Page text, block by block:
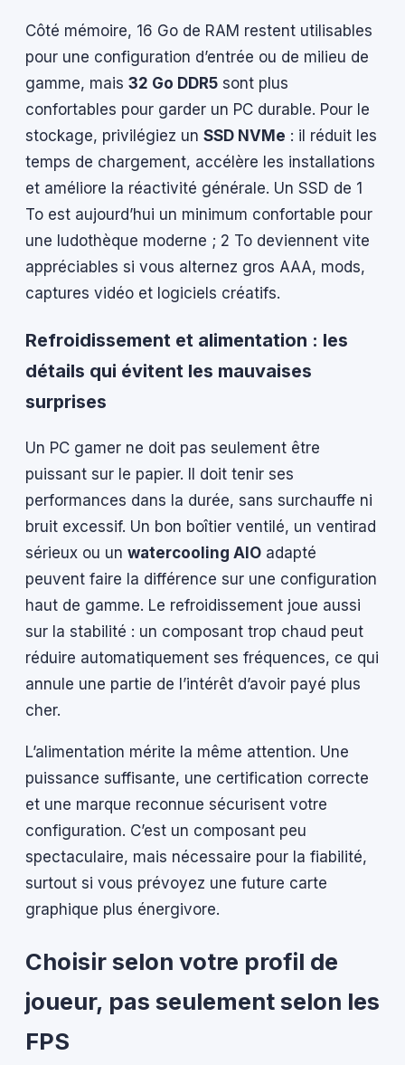
Côté mémoire, 16 Go de RAM restent utilisables
pour une configuration d’entrée ou de milieu de
gamme, mais 32 Go DDR5 sont plus
confortables pour garder un PC durable. Pour le
stockage, privilégiez un SSD NVMe : il réduit les
temps de chargement, accélère les installations
et améliore la réactivité générale. Un SSD de 1
To est aujourd’hui un minimum confortable pour
une ludothèque moderne ; 2 To deviennent vite
appréciables si vous alternez gros AAA, mods,
captures vidéo et logiciels créatifs.
Refroidissement et alimentation : les
détails qui évitent les mauvaises
surprises
Un PC gamer ne doit pas seulement être
puissant sur le papier. Il doit tenir ses
performances dans la durée, sans surchauffe ni
bruit excessif. Un bon boîtier ventilé, un ventirad
sérieux ou un watercooling AIO adapté
peuvent faire la différence sur une configuration
haut de gamme. Le refroidissement joue aussi
sur la stabilité : un composant trop chaud peut
réduire automatiquement ses fréquences, ce qui
annule une partie de l’intérêt d’avoir payé plus
cher.
L’alimentation mérite la même attention. Une
puissance suffisante, une certification correcte
et une marque reconnue sécurisent votre
configuration. C’est un composant peu
spectaculaire, mais nécessaire pour la fiabilité,
surtout si vous prévoyez une future carte
graphique plus énergivore.
Choisir selon votre profil de
joueur, pas seulement selon les
FPS